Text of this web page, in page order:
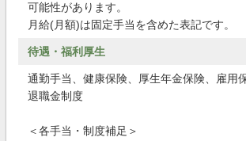
可能性があります。
月給(月額)は固定手当を含めた表記です。
待遇・福利厚生
通勤手当、健康保険、厚生年金保険、雇用
退職金制度
＜各手当・制度補足＞